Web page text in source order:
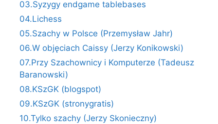
03.Syzygy endgame tablebases
04.Lichess
05.Szachy w Polsce (Przemysław Jahr)
06.W objęciach Caissy (Jerzy Konikowski)
07.Przy Szachownicy i Komputerze (Tadeusz
Baranowski)
08.KSzGK (blogspot)
09.KSzGK (stronygratis)
10.Tylko szachy (Jerzy Skonieczny)